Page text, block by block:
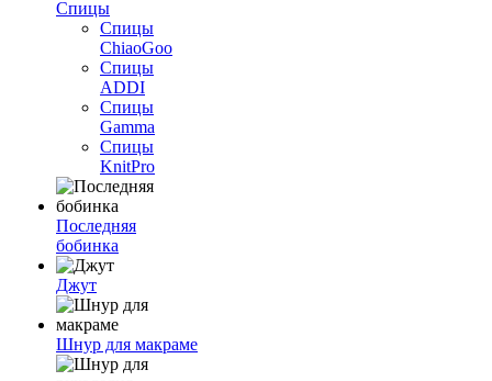
Спицы
Спицы
ChiaoGoo
Спицы
ADDI
Спицы
Gamma
Спицы
KnitPro
Последняя
бобинка
Джут
Шнур для макраме